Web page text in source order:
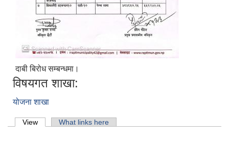
दाबी बिरोध सम्बन्धमा।
विषयगत शाखा:
योजना शाखा
Primary tabs
View (active tab)What links here